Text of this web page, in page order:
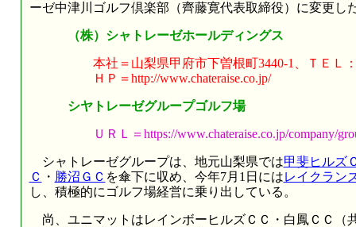
ーゼ中津川ゴルフ倶楽部（齊藤寛代表取締役）に変更し
（株）シャトレーゼホールディングス
本社＝山梨県甲府市下曽根町3440-1、ＴＥＬ：
ＨＰ＝http://www.chateraise.co.jp/
シヤトレーゼグループゴルフ場
ＵＲＬ＝https://www.chateraise.co.jp/company/
シャトレーゼグループは、地元山梨県では甲斐ヒルズ
Ｃ
・ 勝沼ＧＣ を傘下に収め、今年7月1日にはレイクラン
し、積極的にゴルフ場経営に乗り出している。
尚、ユニマットはレインボーヒルズＣＣ・白鳳ＣＣ（